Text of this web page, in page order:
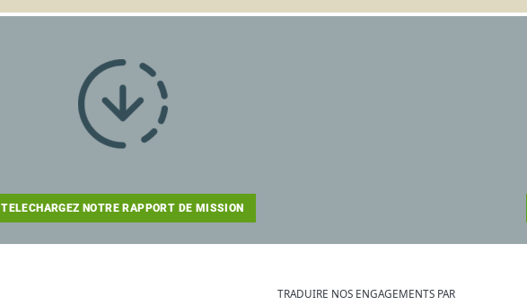
TELECHARGEZ NOTRE RAPPORT DE MISSION
TRADUIRE NOS ENGAGEMENTS PAR